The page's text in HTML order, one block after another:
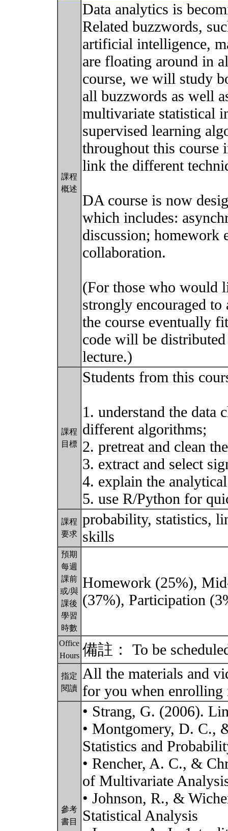
課程
概述
Data analytics is
Related buzzwords,
artificial intelligence,
are floating around in
course, we will study
all buzzwords as well
multivariate statistical
supervised learning
throughout this course
link the different
DA course is now
which includes:
discussion; homework
collaboration.
(For those who would
strongly encouraged
the course eventually
code will be
lecture.)
課程
目標
Students from this
1. understand the data
different algorithms;
2. pretreat and clean
3. extract and select
4. explain the
5. use R/Python for
課程
要求
probability, statistics,
skills
預期
每週
課前
或/與
課後
學習
時數
Homework (25%),
(37%), Participation
Office
Hours 備註： To be
指定
閱讀
All the materials and
for you when
參考
書目
• Strang, G. (2006).
• Montgomery, D. C.,
Statistics and
• Rencher, A. C., &
of Multivariate
• Johnson, R., &
Statistical Analysis